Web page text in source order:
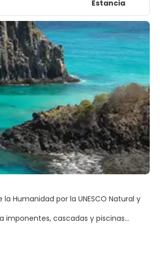
Estancia
Humanidad por la UNESCO Natural y
imponentes, cascadas y piscinas
y corales, lo que le convierte en un